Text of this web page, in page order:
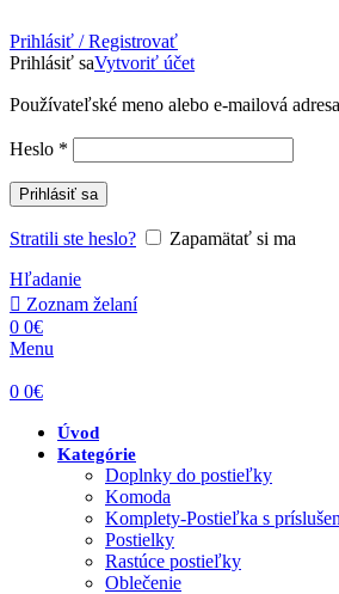
Prihlásiť / Registrovať
Prihlásiť saVytvoriť účet
Používateľské meno alebo e-mailová adresa
Heslo *
Prihlásiť sa
Stratili ste heslo?
Zapamätať si ma
Hľadanie
Zoznam želaní
0 0€
Menu
0 0€
Úvod
Kategórie
Doplnky do postieľky
Komoda
Komplety-Postieľka s
Postielky
Rastúce postieľky
Oblečenie